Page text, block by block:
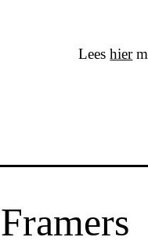
Leeshier
Framers